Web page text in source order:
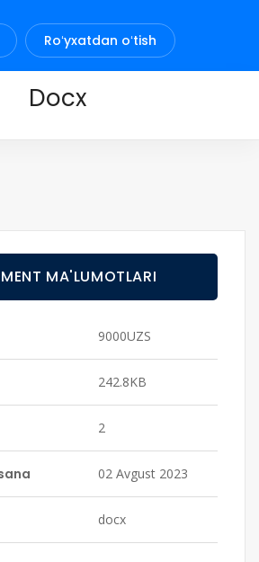
Roʻyxatdan oʻtish
Docx
MA'LUMOTLARI
9000UZS
242.8KB
2
02 Avgust 2023
docx